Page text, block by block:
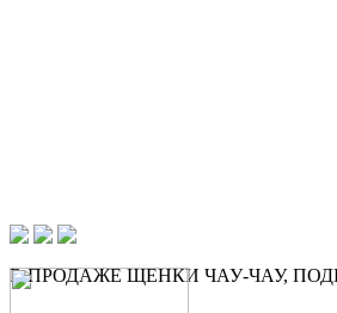
В ПРОДАЖЕ ЩЕНКИ ЧАУ-ЧАУ,